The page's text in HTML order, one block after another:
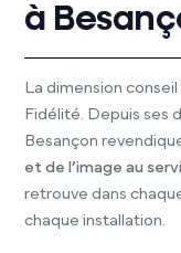
à
La dimension
Fidélité. Depuis ses
Besançon
et de l’image au
retrouve dans
chaque installation.